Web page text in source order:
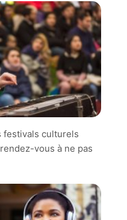
festivals culturels
vous à ne pas